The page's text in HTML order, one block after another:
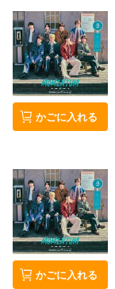
かごに入れる
かごに入れる